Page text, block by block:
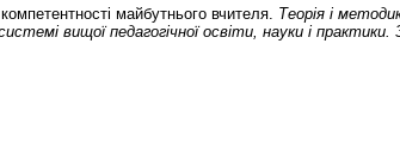
майбутнього вчителя. Теорія і
вищої педагогічної освіти, науки і практики.